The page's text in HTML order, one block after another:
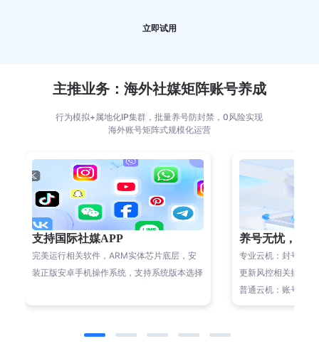
立即试用
主推业务：海外社媒矩阵账号养成
行为模拟+属地化IP集群，批量养号防封禁，0风险实现
海外账号矩阵式规模化运营
支持国际社媒APP
完美运行相关软件，ARM实体芯片底层，安
装正版安卓手机操作系统，支持系统版本选择
养号无忧，安
专业云机：封号等
更新风控相关插件版
普通云机：账号容